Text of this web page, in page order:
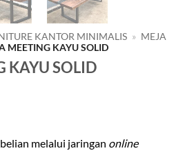
KANTOR MINIMALIS » MEJA
MEETING KAYU SOLID
KAYU SOLID
melalui jaringan online